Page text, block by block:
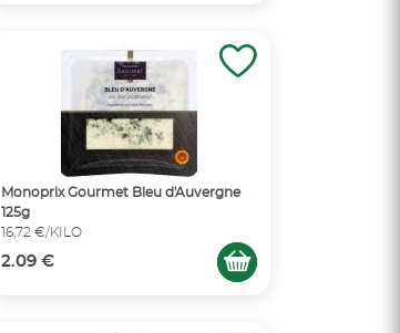
Monoprix Gourmet Bleu d'Auvergne
125g
16,72 €/KILO
2.09 €